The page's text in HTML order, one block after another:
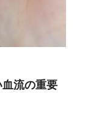
流の重要